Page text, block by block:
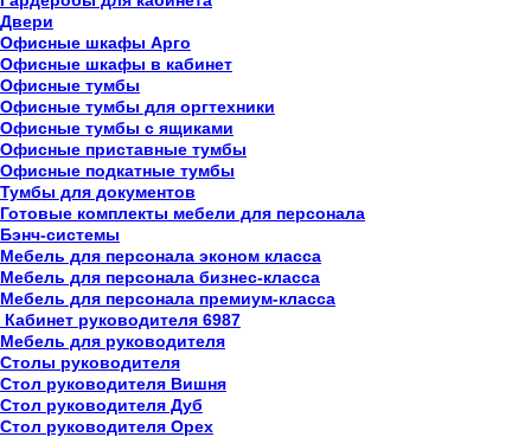
Двери
Офисные шкафы Арго
Офисные шкафы в кабинет
Офисные тумбы
Офисные тумбы для оргтехники
Офисные тумбы с ящиками
Офисные приставные тумбы
Офисные подкатные тумбы
Тумбы для документов
Готовые комплекты мебели для персонала
Бэнч-системы
Мебель для персонала эконом класса
Мебель для персонала бизнес-класса
Мебель для персонала премиум-класса
Кабинет руководителя 6987
Мебель для руководителя
Столы руководителя
Стол руководителя Вишня
Стол руководителя Дуб
Стол руководителя Орех